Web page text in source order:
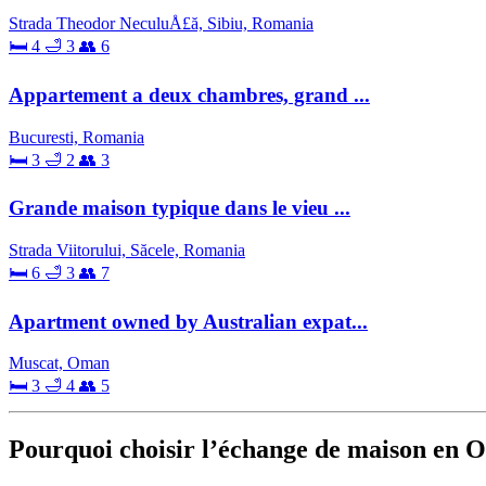
Strada Theodor NeculuÅ£ă, Sibiu, Romania
🛏 4 🛁 3 👥 6
Appartement a deux chambres, grand ...
Bucuresti, Romania
🛏 3 🛁 2 👥 3
Grande maison typique dans le vieu ...
Strada Viitorului, Săcele, Romania
🛏 6 🛁 3 👥 7
Apartment owned by Australian expat...
Muscat, Oman
🛏 3 🛁 4 👥 5
Pourquoi choisir l’échange de maison en